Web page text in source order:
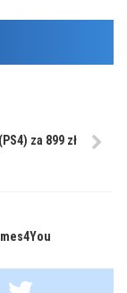
za 899 zł